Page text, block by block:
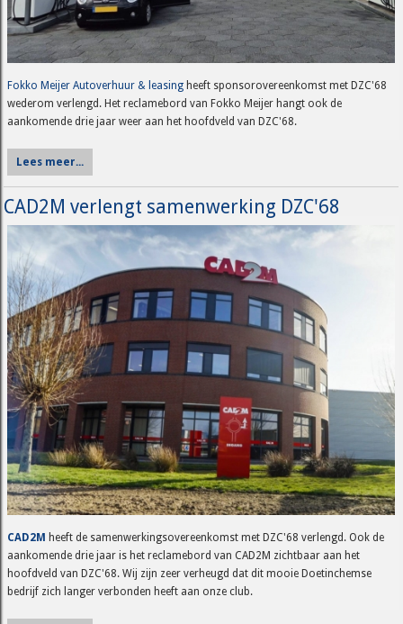
Fokko Meijer Autoverhuur & leasing heeft sponsorovereenkomst met DZC'68
wederom verlengd. Het reclamebord van Fokko Meijer hangt ook de
aankomende drie jaar weer aan het hoofdveld van DZC'68.
Lees meer...
CAD2M verlengt samenwerking DZC'68
CAD2M heeft de samenwerkingsovereenkomst met DZC'68 verlengd. Ook de
aankomende drie jaar is het reclamebord van CAD2M zichtbaar aan het
hoofdveld van DZC'68. Wij zijn zeer verheugd dat dit mooie Doetinchemse
bedrijf zich langer verbonden heeft aan onze club.